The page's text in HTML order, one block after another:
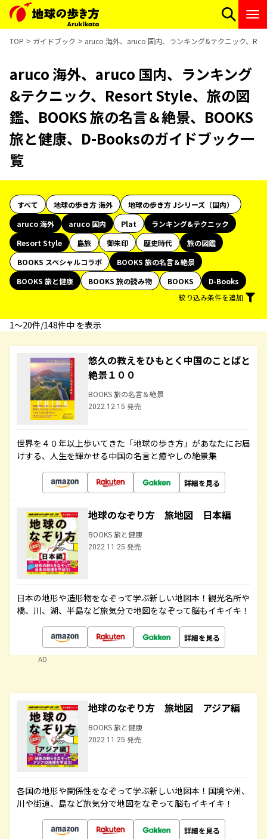
TOP ガイドブック aruco 海外、aruco 国内、ランキング&テクニック、
aruco 海外、aruco 国内、ランキング
&テクニック、Resort Style、旅の図
鑑、BOOKS 旅の名言＆絶景、BOOKS
旅と健康、D-Booksのガイドブック一
覧
すべて 地球の歩き方 海外
地球の歩き方 Jシリーズ（国内）
aruco 海外
aruco 国内 Plat
ランキング&テクニック
Resort Style
島旅 御朱印 歴史時代
旅の図鑑
BOOKS スペシャルコラボ
BOOKS 旅の名言＆絶景
BOOKS 旅と健康
BOOKS 旅の読み物 BOOKS
D-Books
絞り込み条件を追加
1〜20件/148件中 を表示
悠久の教えをひもとく中国のことばと
絶景１００
BOOKS 旅の名言＆絶景
2022.12.15 発売
世界を４０年以上歩いてきた「地球の歩き方」があなたにお届
けする、人生を輝かせる中国の名言と癒やしの絶景集
詳細を見る
地球のなぞり方 旅地図 日本編
BOOKS 旅と健康
2022.11.25 発売
日本の地形や造形物をなぞって学ぶ新しい地図本！観光名所や
橋、川、湖、半島など旅気分で地図をなぞって脳もイキイキ！
詳細を見る
AD
地球のなぞり方 旅地図 アジア編
BOOKS 旅と健康
2022.11.25 発売
各国の地形や関係性をなぞって学ぶ新しい地図本！国境や州、
川や街道、島など旅気分で地図をなぞって脳もイキイキ！
詳細を見る